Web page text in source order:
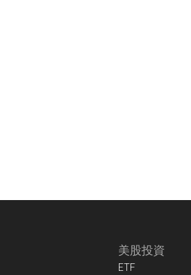
美股投資
ETF